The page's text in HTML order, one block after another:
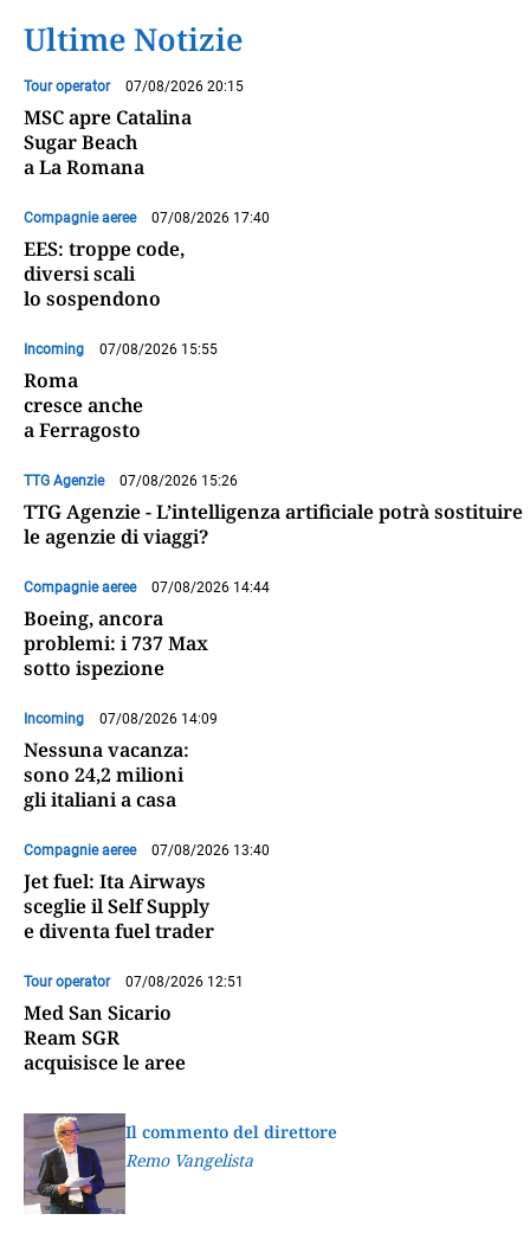
Ultime Notizie
Tour operator 07/08/2026 20:15
MSC apre Catalina
Sugar Beach
a La Romana
Compagnie aeree 07/08/2026 17:40
EES: troppe code,
diversi scali
lo sospendono
Incoming 07/08/2026 15:55
Roma
cresce anche
a Ferragosto
TTG Agenzie 07/08/2026 15:26
TTG Agenzie - L’intelligenza artificiale potrà sostituire
le agenzie di viaggi?
Compagnie aeree 07/08/2026 14:44
Boeing, ancora
problemi: i 737 Max
sotto ispezione
Incoming 07/08/2026 14:09
Nessuna vacanza:
sono 24,2 milioni
gli italiani a casa
Compagnie aeree 07/08/2026 13:40
Jet fuel: Ita Airways
sceglie il Self Supply
e diventa fuel trader
Tour operator 07/08/2026 12:51
Med San Sicario
Ream SGR
acquisisce le aree
Il commento del direttore
Remo Vangelista